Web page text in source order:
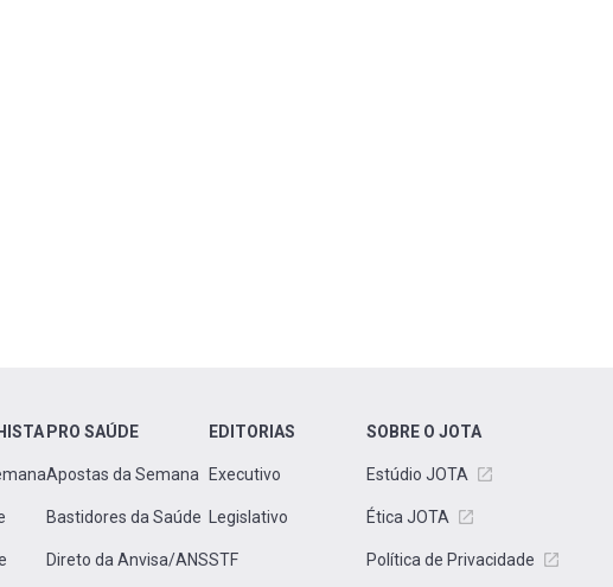
PRO SAÚDE
Apostas da Semana
Bastidores da Saúde
Direto da Anvisa/ANS
EDITORIAS
Executivo
Legislativo
STF
SOBRE O JOTA
Estúdio JOTA
Ética JOTA
Política de Privacidade